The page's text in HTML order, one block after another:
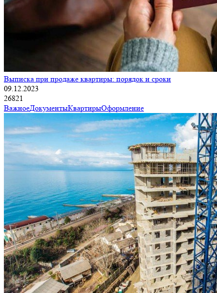
Выписка при продаже квартиры: порядок и сроки
09.12.2023
26821
ВажноеДокументыКвартирыОформление